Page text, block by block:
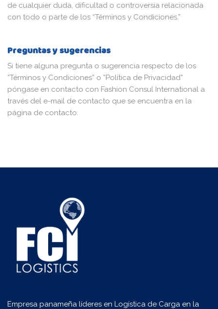
de cualquier duda, dificultad o controversia relacionada
con todo o parte de los “Términos y Condiciones.”
Preguntas y sugerencias
Si tiene alguna pregunta o sugerencia respecto de los
“Términos y Condiciones” o “Política de Privacidad”
póngase en contacto con Fashion Consul International a
través del e-mail de contacto que se encuentra en la
página de contacto.
Empresa panameña líderes en Logística de Carga en la